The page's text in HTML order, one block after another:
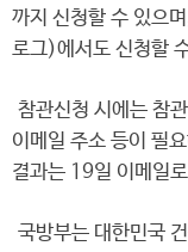
까지 신청할 수 있으
로그)에서도 신청할
참관신청 시에는 참
이메일 주소 등이 필
결과는 19일 이메일
국방부는 대한민국